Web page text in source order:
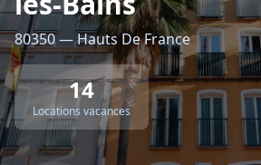
80350 — Hauts De France
14
Locations vacances